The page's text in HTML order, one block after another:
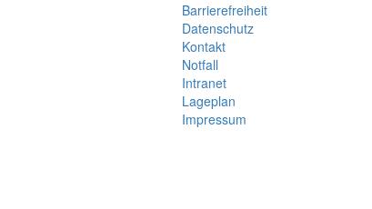
Barrierefreiheit
Datenschutz
Kontakt
Notfall
Intranet
Lageplan
Impressum